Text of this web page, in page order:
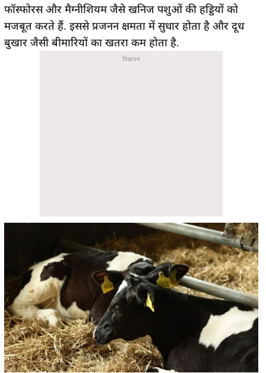
फॉस्फोरस और मैग्नीशियम जैसे खनिज पशुओं की हड्डियों को
मजबूत करते हैं. इससे प्रजनन क्षमता में सुधार होता है और दूध
बुखार जैसी बीमारियों का खतरा कम होता है.